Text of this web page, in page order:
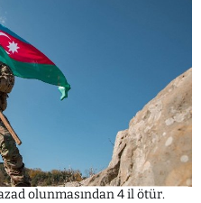
olunmasından 4 il ötür.